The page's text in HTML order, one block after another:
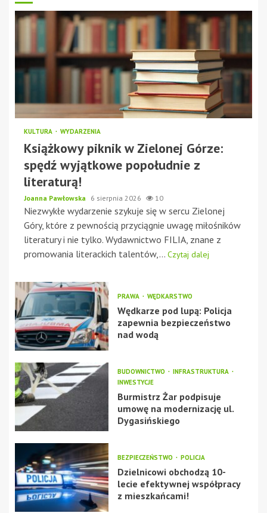
KULTURA WYDARZENIA
Książkowy piknik w Zielonej Górze:
spędź wyjątkowe popołudnie z
literaturą!
Joanna Pawłowska 6 sierpnia 2026 10
Niezwykłe wydarzenie szykuje się w sercu Zielonej
Góry, które z pewnością przyciągnie uwagę miłośników
literatury i nie tylko. Wydawnictwo FILIA, znane z
promowania literackich talentów,... Czytaj dalej
PRAWA WĘDKARSTWO
Wędkarze pod lupą: Policja
zapewnia bezpieczeństwo
nad wodą
BUDOWNICTWO
INFRASTRUKTURA
INWESTYCJE
Burmistrz Żar podpisuje
umowę na modernizację ul.
Dygasińskiego
BEZPIECZEŃSTWO POLICJA
Dzielnicowi obchodzą 10-
lecie efektywnej współpracy
z mieszkańcami!